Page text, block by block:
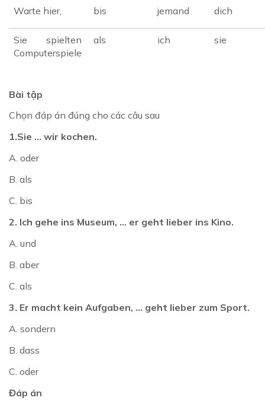
Warte hier, bis jemand dich
Sie spielten
Computerspiele
als ich sie
Bài tập
Chọn đáp án đúng cho các câu sau
1.Sie ... wir kochen.
A. oder
B. als
C. bis
2. Ich gehe ins Museum, ... er geht lieber ins Kino.
A. und
B. aber
C. als
3. Er macht kein Aufgaben, ... geht lieber zum Sport.
A. sondern
B. dass
C. oder
Đáp án